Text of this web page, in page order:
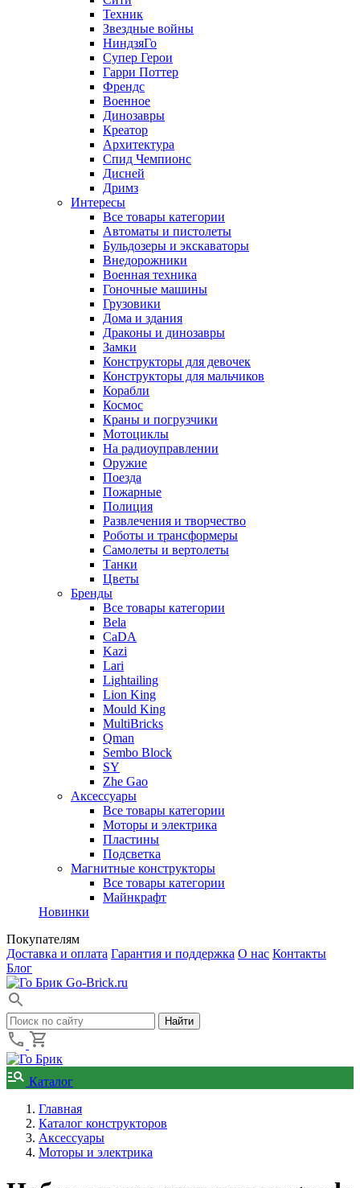
Техник
Звездные войны
НиндзяГо
Супер Герои
Гарри Поттер
Френдс
Военное
Динозавры
Креатор
Архитектура
Спид Чемпионс
Дисней
Дримз
Интересы
Все товары категории
Автоматы и пистолеты
Бульдозеры и экскаваторы
Внедорожники
Военная техника
Гоночные машины
Грузовики
Дома и здания
Драконы и динозавры
Замки
Конструкторы для девочек
Конструкторы для мальчиков
Корабли
Космос
Краны и погрузчики
Мотоциклы
На радиоуправлении
Оружие
Поезда
Пожарные
Полиция
Развлечения и творчество
Роботы и трансформеры
Самолеты и вертолеты
Танки
Цветы
Бренды
Все товары категории
Bela
CaDA
Kazi
Lari
Lightailing
Lion King
Mould King
MultiBricks
Qman
Sembo Block
SY
Zhe Gao
Аксессуары
Все товары категории
Моторы и электрика
Пластины
Подсветка
Магнитные конструкторы
Все товары категории
Майнкрафт
Новинки
Покупателям
Доставка и оплата Гарантия и поддержка О нас Контакты
Блог
Go-Brick.ru
Каталог
Главная
Каталог конструкторов
Аксессуары
Моторы и электрика